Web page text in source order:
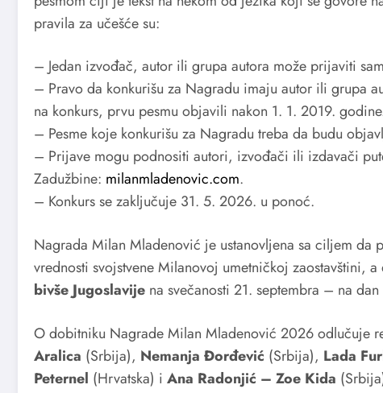
pravila za učešće su:
– Jedan izvođač, autor ili grupa autora može prijaviti
– Pravo da konkurišu za Nagradu imaju autor ili grupa
na konkurs, prvu pesmu objavili nakon 1. 1. 2019.
– Pesme koje konkurišu za Nagradu treba da budu
– Prijave mogu podnositi autori, izvođači ili izdavači
Zadužbine: milanmladenovic.com.
– Konkurs se zaključuje 31. 5. 2026. u ponoć.
Nagrada Milan Mladenović je ustanovljena sa ciljem da
vrednosti svоjstvene Milanovoj umetničkoj zaostavštini,
bivše Jugoslavije na svečanosti 21. septembra – na
O dobitniku Nagrade Milan Mladenović 2026 odlučuje
Aralica (Srbija), Nemanja Đorđević (Srbija), Lada
Peternel (Hrvatska) i Ana Radonjić – Zoe Kida